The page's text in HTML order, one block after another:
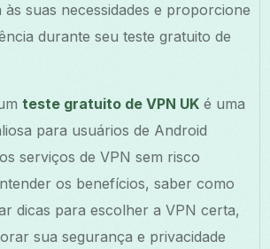
às suas necessidades e proporcione
durante seu teste gratuito de
teste gratuito de VPN UK é uma
para usuários de Android
serviços de VPN sem risco
os benefícios, saber como
dicas para escolher a VPN certa,
sua segurança e privacidade